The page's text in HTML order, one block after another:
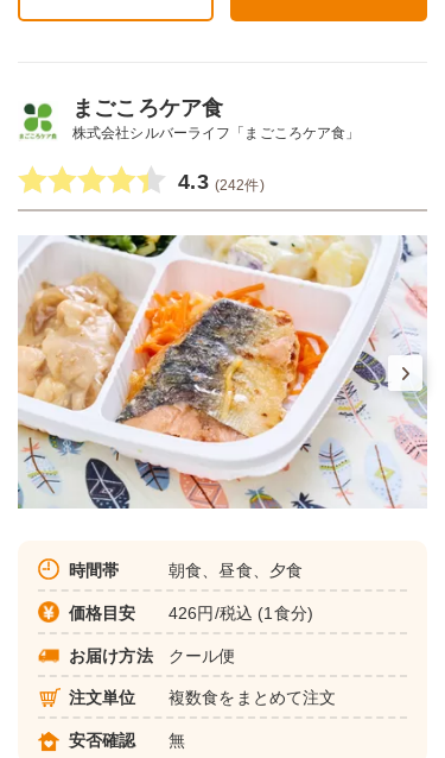
まごころケア食
株式会社シルバーライフ「まごころケア食」
4.3 (242件)
時間帯 朝食、昼食、夕食
価格目安 426円/税込 (1食分)
お届け方法 クール便
注文単位 複数食をまとめて注文
安否確認 無